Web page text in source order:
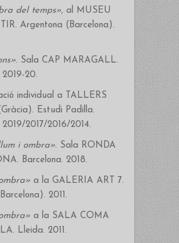
del temps», al MUSEU
Argentona (Barcelona).
. Sala CAP MARAGALL.
2019-20.
individual a TALLERS
Estudi Padilla.
2019/2017/2016/2014.
i ombra». Sala RONDA
Barcelona. 2018.
a la GALERIA ART 7.
2011.
a la SALA COMA
Lleida. 2011.